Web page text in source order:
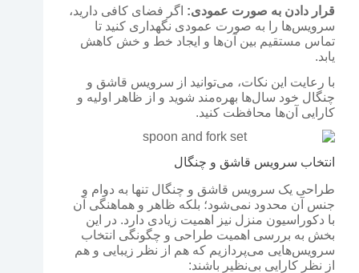
قرار دادن به صورت عمودی: اگر فضای کافی دارید،
سرویس‌ها را به صورت عمودی نگهداری کنید تا
تماس مستقیم بین آن‌ها و ایجاد خط و خش کاهش
یابد.
با رعایت این نکات، می‌توانید از سرویس قاشق و
چنگال خود سال‌ها بهره‌مند شوید و از ظاهر اولیه و
کارایی آن‌ها محافظت کنید.
انتخاب سرویس قاشق و چنگال
طراحی یک سرویس قاشق و چنگال تنها به دوام و
جنس آن محدود نمی‌شود؛ بلکه ظاهر و هماهنگی آن
با دکوراسیون منزل نیز اهمیت زیادی دارد. در این
بخش به بررسی اهمیت طراحی و چگونگی انتخاب
سرویس‌هایی می‌پردازیم که هم از نظر زیبایی و هم
از نظر کارایی بی‌نظیر باشند: